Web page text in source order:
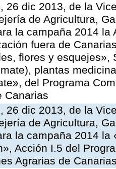
26 dic 2013, de la
de Agricultura,
la campaña 2014 la
fuera de
flores y esquejes»,
plantas
del Programa
Canarias
26 dic 2013, de la
de Agricultura,
la campaña 2014
Acción I.5 del
Agrarias de